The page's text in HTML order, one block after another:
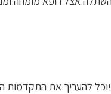
להעריך את התקדמות